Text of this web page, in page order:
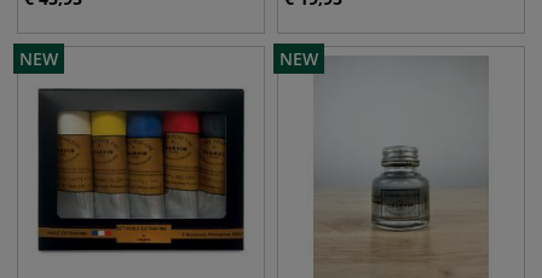
NEW NEW